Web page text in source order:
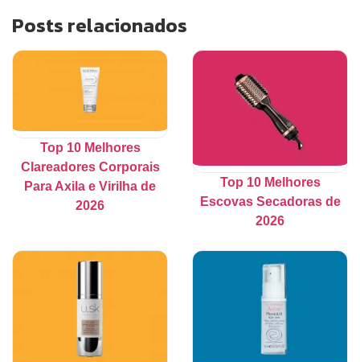
Posts relacionados
Top 10 Melhores
Clareadores Corporais
Para Axila e Virilha de
2026
Top 10 Melhores
Escovas Secadoras de
2026